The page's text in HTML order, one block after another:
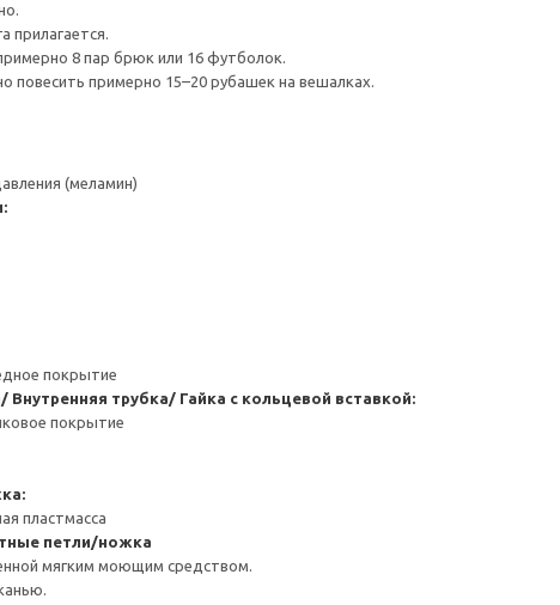
прилагается.
8 пар брюк или 16 футболок.
повесить примерно 15–20 рубашек на вешалках.
(меламин)
покрытие
Внутренняя трубка/ Гайка с кольцевой вставкой:
покрытие
пластмасса
петли/ножка
мягким моющим средством.